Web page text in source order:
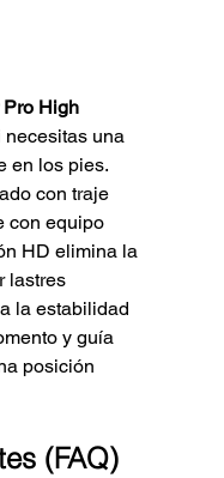
Pro High
una
en los pies.
con traje
con equipo
HD elimina la
lastres
la estabilidad
y guía
posición
(FAQ)